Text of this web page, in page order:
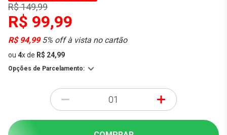
R$ 149,99
R$ 99,99
R$ 94,995% off à vista no cartão
ou 4xde R$ 24,99
Opções de Parcelamento:
- +